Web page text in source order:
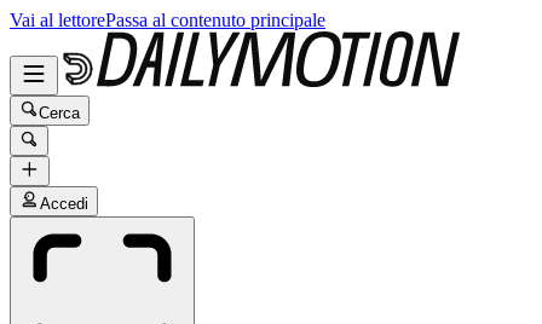
Vai al lettorePassa al contenuto principale
Cerca
Accedi